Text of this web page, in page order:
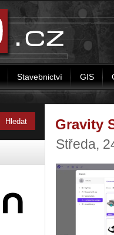
Stavebnictví GIS
Gravity
Středa,